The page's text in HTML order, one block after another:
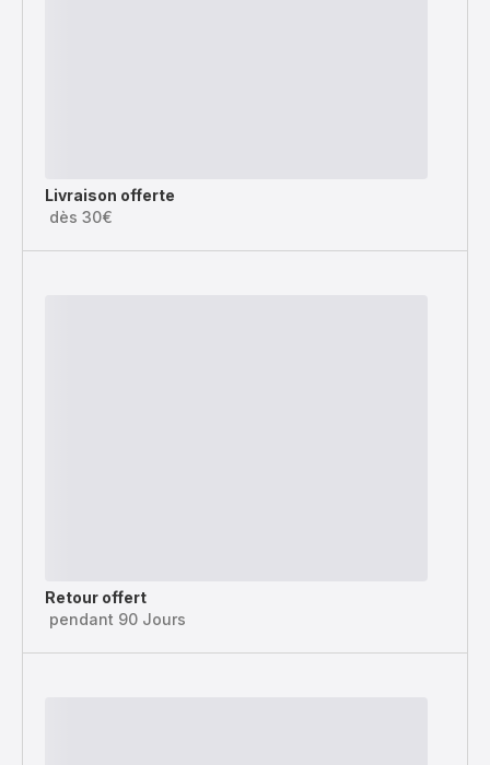
Livraison offerte
dès 30€
Retour offert
pendant 90 Jours